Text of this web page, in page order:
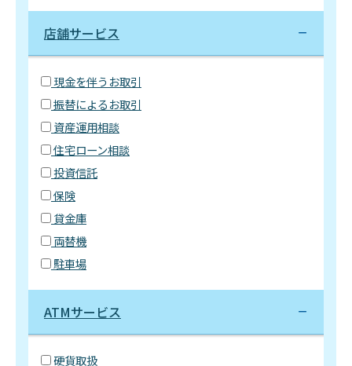
店舗サービス
現金を伴うお取引
振替によるお取引
資産運用相談
住宅ローン相談
投資信託
保険
貸金庫
両替機
駐車場
ATMサービス
硬貨取扱